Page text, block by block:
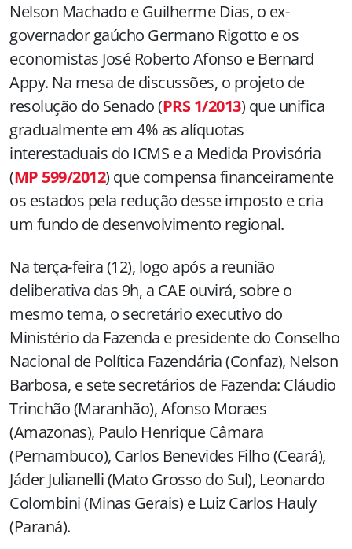
Nelson Machado e Guilherme Dias, o ex-
governador gaúcho Germano Rigotto e os
economistas José Roberto Afonso e Bernard
Appy. Na mesa de discussões, o projeto de
resolução do Senado (PRS 1/2013) que unifica
gradualmente em 4% as alíquotas
interestaduais do ICMS e a Medida Provisória
(MP 599/2012) que compensa financeiramente
os estados pela redução desse imposto e cria
um fundo de desenvolvimento regional.
Na terça-feira (12), logo após a reunião
deliberativa das 9h, a CAE ouvirá, sobre o
mesmo tema, o secretário executivo do
Ministério da Fazenda e presidente do Conselho
Nacional de Política Fazendária (Confaz), Nelson
Barbosa, e sete secretários de Fazenda: Cláudio
Trinchão (Maranhão), Afonso Moraes
(Amazonas), Paulo Henrique Câmara
(Pernambuco), Carlos Benevides Filho (Ceará),
Jáder Julianelli (Mato Grosso do Sul), Leonardo
Colombini (Minas Gerais) e Luiz Carlos Hauly
(Paraná).